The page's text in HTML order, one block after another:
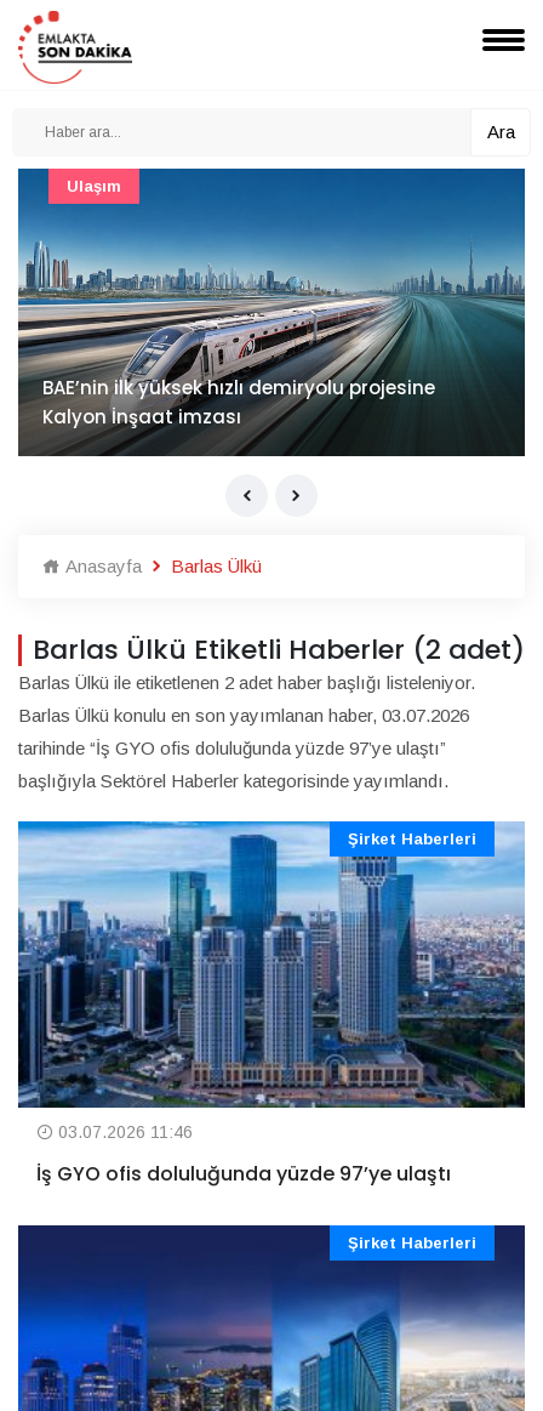
Ara
Mimarlık ve mühendislik projeleri e-PYS ile dijital
ortama taşınacak
Güncel
Anasayfa Barlas Ülkü
Barlas Ülkü Etiketli Haberler (2 adet)
Barlas Ülkü ile etiketlenen 2 adet haber başlığı listeleniyor.
Barlas Ülkü konulu en son yayımlanan haber, 03.07.2026
tarihinde “İş GYO ofis doluluğunda yüzde 97’ye ulaştı”
başlığıyla Sektörel Haberler kategorisinde yayımlandı.
Şirket Haberleri
03.07.2026 11:46
İş GYO ofis doluluğunda yüzde 97’ye ulaştı
Şirket Haberleri